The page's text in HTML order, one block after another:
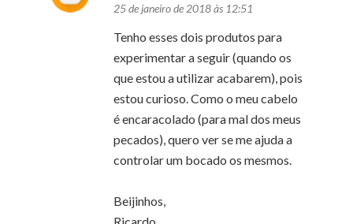
25 de janeiro de 2018 às 12:51
Tenho esses dois produtos para
experimentar a seguir (quando os
que estou a utilizar acabarem), pois
estou curioso. Como o meu cabelo
é encaracolado (para mal dos meus
pecados), quero ver se me ajuda a
controlar um bocado os mesmos.
Beijinhos,
Ricardo